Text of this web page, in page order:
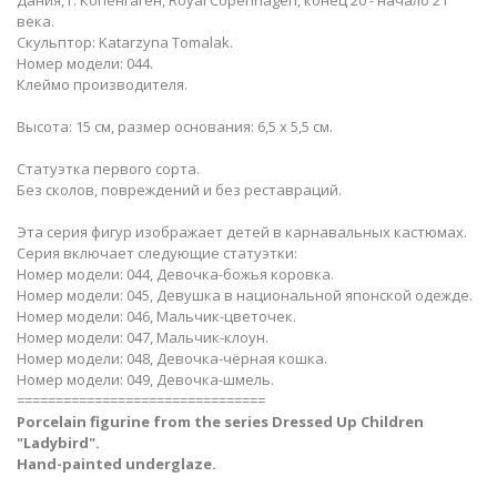
века.
Скульптор: Katarzyna Tomalak.
Номер модели: 044.
Клеймо производителя.
Высота: 15 см, размер основания: 6,5 х 5,5 см.
Статуэтка первого сорта.
Без сколов, повреждений и без реставраций.
Эта серия фигур изображает детей в карнавальных кастюмах.
Серия включает следующие статуэтки:
Номер модели: 044, Девочка-божья коровка.
Номер модели: 045, Девушка в национальной японской одежде.
Номер модели: 046, Мальчик-цветочек.
Номер модели: 047, Мальчик-клоун.
Номер модели: 048, Девочка-чёрная кошка.
Номер модели: 049, Девочка-шмель.
================================
Porcelain figurine from the series Dressed Up Children
"Ladybird".
Hand-painted underglaze.